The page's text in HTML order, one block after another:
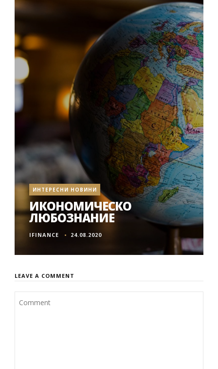
ИНТЕРЕСНИ НОВИНИ
ИКОНОМИЧЕСКО
ЛЮБОЗНАНИЕ
IFINANCE 24.08.2020
LEAVE A COMMENT